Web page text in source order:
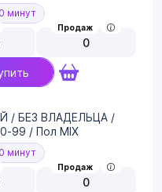
минут
Продаж
0
/ БЕЗ ВЛАДЕЛЬЦА /
99 / Пол MIX
минут
Продаж
0